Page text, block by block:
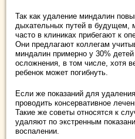
Так как удаление миндалин
дыхательных путей в будущем,
часто в клиниках прибегают к
Они предлагают коллегам
миндалин примерно у 30%
осложнения, в том числе, хотя
ребенок может погибнуть.
Если же показаний для
проводить консервативное
Такие же советы относятся к
удаляют по экстренным
воспалении.